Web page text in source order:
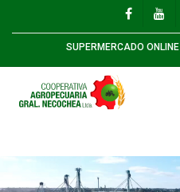
SUPERMERCADO ONLINE